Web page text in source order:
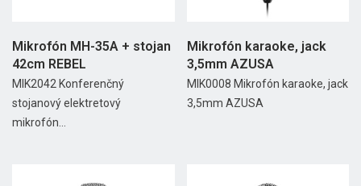
Mikrofón MH-35A + stojan
42cm REBEL
MIK2042 Konferenčný
stojanový elektretový
mikrofón...
Mikrofón karaoke, jack
3,5mm AZUSA
MIK0008 Mikrofón karaoke, jack
3,5mm AZUSA